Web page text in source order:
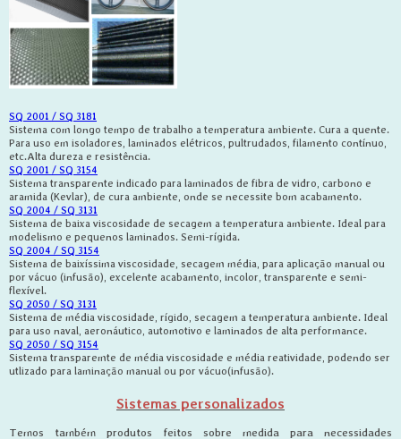
SQ 2001 / SQ 3181
Sistema com longo tempo de trabalho a temperatura ambiente. Cura a quente.
Para uso em isoladores, laminados elétricos, pultrudados, filamento contínuo,
etc.Alta dureza e resistência.
SQ 2001 / SQ 3154
Sistema transparente indicado para laminados de fibra de vidro, carbono e
aramida (Kevlar), de cura ambiente, onde se necessite bom acabamento.
SQ 2004 / SQ 3131
Sistema de baixa viscosidade de secagem a temperatura ambiente. Ideal para
modelismo e pequenos laminados. Semi-rígida.
SQ 2004 / SQ 3154
Sistema de baixíssima viscosidade, secagem média, para aplicação manual ou
por vácuo (infusão), excelente acabamento, incolor, transparente e semi-
flexível.
SQ 2050 / SQ 3131
Sistema de média viscosidade, rígido, secagem a temperatura ambiente. Ideal
para uso naval, aeronáutico, automotivo e laminados de alta performance.
SQ 2050 / SQ 3154
Sistema transparemte de média viscosidade e média reatividade, podendo ser
utlizado para laminação manual ou por vácuo(infusão).
Sistemas personalizados
Temos também produtos feitos sobre medida para necessidades